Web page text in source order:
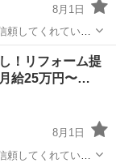
8月1日
頼してくれている
！リフォーム提
給25万円〜…
8月1日
頼してくれている